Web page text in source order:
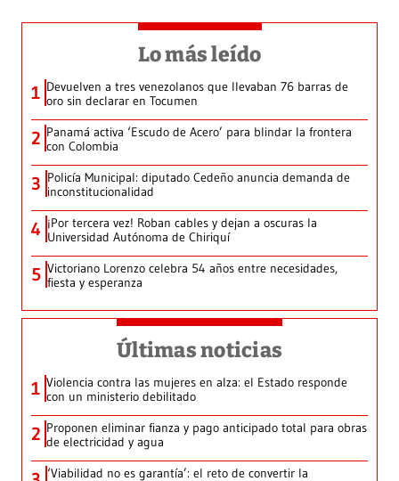
Lo más leído
1 Devuelven a tres venezolanos que llevaban 76 barras de
oro sin declarar en Tocumen
2 Panamá activa ‘Escudo de Acero’ para blindar la frontera
con Colombia
3 Policía Municipal: diputado Cedeño anuncia demanda de
inconstitucionalidad
4 ¡Por tercera vez! Roban cables y dejan a oscuras la
Universidad Autónoma de Chiriquí
5 Victoriano Lorenzo celebra 54 años entre necesidades,
fiesta y esperanza
Últimas noticias
1 Violencia contra las mujeres en alza: el Estado responde
con un ministerio debilitado
2 Proponen eliminar fianza y pago anticipado total para obras
de electricidad y agua
‘Viabilidad no es garantía’: el reto de convertir la